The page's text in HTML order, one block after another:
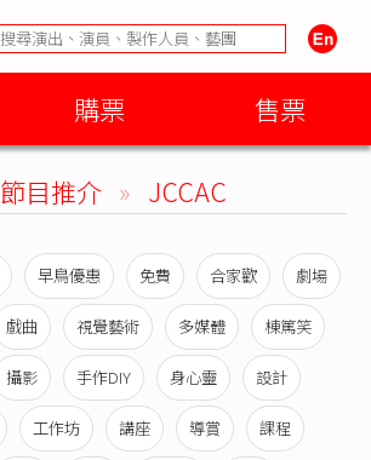
購票 售票
節目推介 » JCCAC
早鳥優惠 免費 合家歡 劇場
戲曲 視覺藝術 多媒體 棟篤笑
攝影 手作DIY 身心靈 設計
工作坊 講座 導賞 課程